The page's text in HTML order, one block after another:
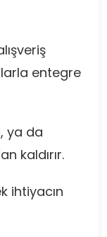
entegre
ya da
kaldırır.
ihtiyacın